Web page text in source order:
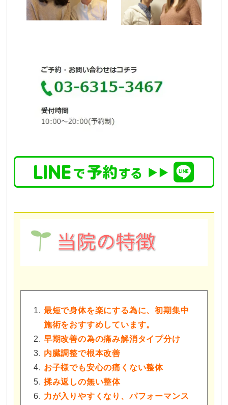
最短で身体を楽にする為に、初期集中
施術をおすすめしています。
早期改善の為の痛み解消タイプ分け
内臓調整で根本改善
お子様でも安心の痛くない整体
揉み返しの無い整体
力が入りやすくなり、パフォーマンス